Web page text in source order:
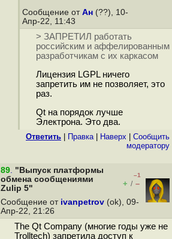
Сообщение от Ан (??), 10-
Апр-22, 11:43
> ЗАПРЕТИЛ работать
российским и аффелированным
разработчикам с их каркасом
Лицензия LGPL ничего
запретить им не позволяет, это
раз.
Qt на порядок лучше
Электрона. Это два.
Ответить Правка| Наверх
Cообщить
модератору
89. "Выпуск платформы
обмена сообщениями
Zulip 5"
–1
+ / –
Сообщение от ivanpetrov (ok), 09-
Апр-22, 21:26
The Qt Company (многие годы уже не
Trolltech) запретила доступ к